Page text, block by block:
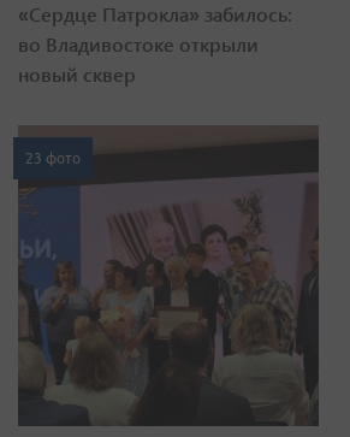
«Сердце Патрокла» забилось:
во Владивостоке открыли
новый сквер
23 фото